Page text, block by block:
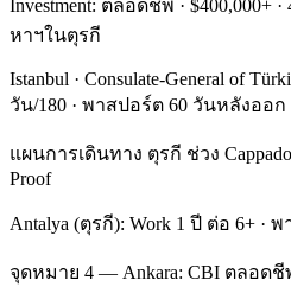
Investment: ตลอดชีพ · $400,000+
หาฯในตุรกี
Istanbul · Consulate-General of
วัน/180 · พาสปอร์ต 60 วันหลังออก
แผนการเดินทาง ตุรกี ช่วง
Proof
Antalya (ตุรกี): Work 1 ปี ต่อ 6+ ·
จุดหมาย 4 — Ankara: CBI ตลอดชีพ